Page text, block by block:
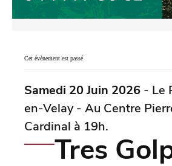
Cet évènement est passé
Samedi 20 Juin 2026 - Le
en-Velay - Au Centre
Cardinal à 19h.
Tres